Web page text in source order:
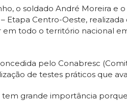
o soldado André Moreira e
Etapa Centro-Oeste,
em todo o território nacional
pelo Conabresc
de testes práticos que
tem grande importância